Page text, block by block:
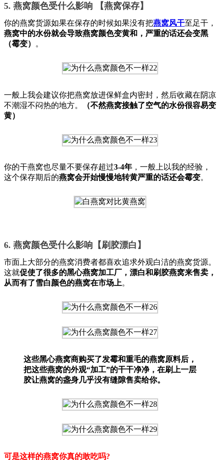
5. 燕窝颜色受什么影响 【燕窝保存】
你的燕窝货源如果在保存的时候如果没有把燕窝风干至足干，
燕窝中的水份就会导致燕窝颜色变黄和，严重的话还会变黑
（霉变）
。
一般上我会建议你把燕窝放进保鲜盒内密封，然后收藏在阴凉
不潮湿不闷热的地方。
（不然燕窝接触了空气的水份很容易变
黄）
你的干燕窝也尽量不要保存超过3-4年 ，一般上以我的经验，
这个保存期后的燕窝会开始慢慢地转黄严重的话还会霉变。
6. 燕窝颜色受什么影响【刷胶漂白】
市面上大部分的燕窝消费者都喜欢追求外观白洁的燕窝货源。
这就促使了很多的黑心燕窝加工厂，漂白和刷胶燕窝来售卖，
从而有了雪白颜色的燕窝在市场上。
这些黑心燕窝商购买了发霉和重毛的燕窝原料后，
把这些燕窝的外观“加工”的干干净净，在刷上一层
胶让燕窝的盏身几乎没有缝隙售卖给你。
可是这样的燕窝你真的敢吃吗?